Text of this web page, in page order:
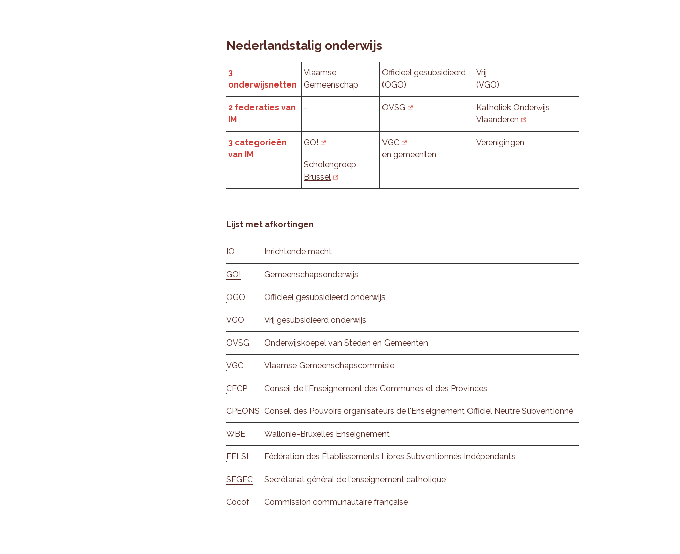
Nederlandstalig onderwijs
3
onderwijsnetten
Vlaamse
Gemeenschap
Officieel gesubsidieerd
(OGO)
Vrij
(VGO)
2 federaties van
IM
- OVSG
Katholiek Onderwijs
Vlaanderen
3 categorieën
van IM
GO!
Scholengroep
Brussel
VGC
en gemeenten
Verenigingen
Lijst met afkortingen
IO Inrichtende macht
GO! Gemeenschapsonderwijs
OGO Officieel gesubsidieerd onderwijs
VGO Vrij gesubsidieerd onderwijs
OVSG Onderwijskoepel van Steden en Gemeenten
VGC Vlaamse Gemeenschapscommisie
CECP Conseil de l'Enseignement des Communes et des Provinces
CPEONS Conseil des Pouvoirs organisateurs de l'Enseignement Officiel Neutre Subventionné
WBE Wallonie-Bruxelles Enseignement
FELSI Fédération des Établissements Libres Subventionnés Indépendants
SEGEC Secrétariat général de l'enseignement catholique
Cocof Commission communautaire française